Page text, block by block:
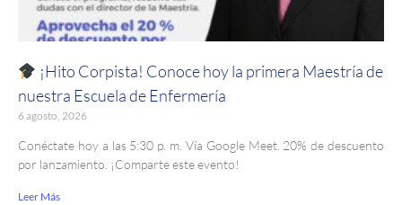
¡Hito Corpista! Conoce hoy la primera Maestría de
nuestra Escuela de Enfermería
6 agosto, 2026
Conéctate hoy a las 5:30 p. m. Vía Google Meet. 20% de descuento
por lanzamiento. ¡Comparte este evento!
Leer Más